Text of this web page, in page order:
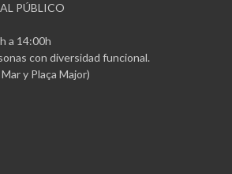
PÚBLICO
a 14:00h
con diversidad funcional.
y Plaça Major)